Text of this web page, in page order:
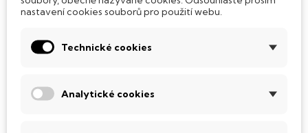
rozšiřuje tvůj horizont doslova do šířky.
detaily, barvy a dynamiku jako nikdy
obrazovkou v opravdový zážitek.
nastavení cookies souborů pro použití webu.
Technické cookies
Analytické cookies